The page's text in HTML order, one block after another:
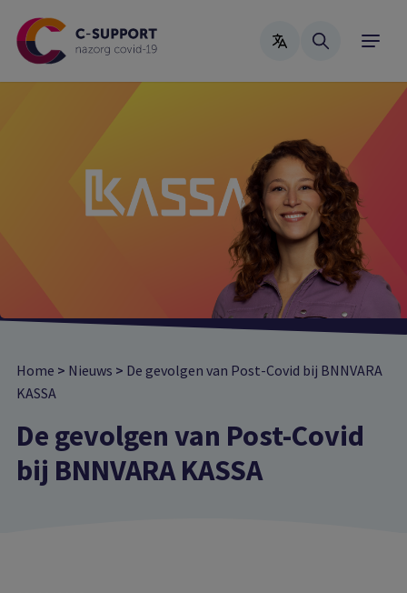
main
content
Home > Nieuws > De gevolgen van Post-Covid bij BNNVARA
KASSA
De gevolgen van Post-Covid
bij BNNVARA KASSA